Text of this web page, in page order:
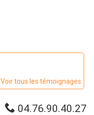
Voir tous les témoignages
04.76.90.40.27